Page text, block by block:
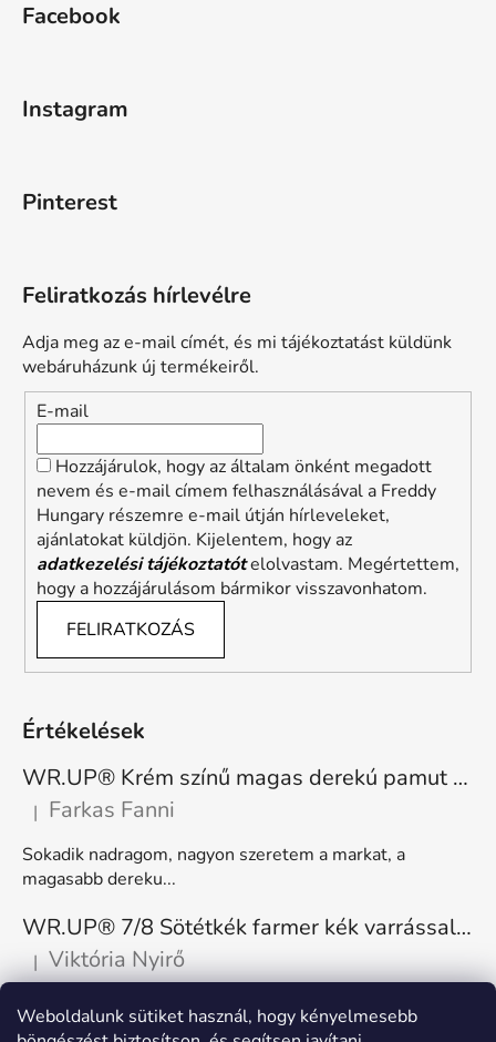
Weboldalunk sütiket használ, hogy kényelmesebb
Facebook
Instagram
Pinterest
Feliratkozás hírlevélre
Adja meg az e-mail címét, és mi tájékoztatást küldünk
webáruházunk új termékeiről.
E-mail
Hozzájárulok, hogy az általam önként megadott
nevem és e-mail címem felhasználásával a Freddy
Hungary részemre e-mail útján hírleveleket,
ajánlatokat küldjön. Kijelentem, hogy az
adatkezelési tájékoztatótelolvastam. Megértettem,
hogy a hozzájárulásom bármikor visszavonhatom.
FELIRATKOZÁS
Értékelések
WR.UP® Krém színű magas derekú pamut nadrág RE(MOVE) WRUP1HC001ORG, Z40
A termék értékelése 5-ből 5 csillag.
| Farkas Fanni
Sokadik nadragom, nagyon szeretem a markat, a
magasabb dereku...
WR.UP® 7/8 Sötétkék farmer kék varrással, superskinny RE(MOVE) WRUP4RC002ORG, J0B
A termék értékelése 5-ből 5 csillag.
| Viktória Nyirő
Nagyon kényelmes, rugalmas. Méretnek megfelelő.